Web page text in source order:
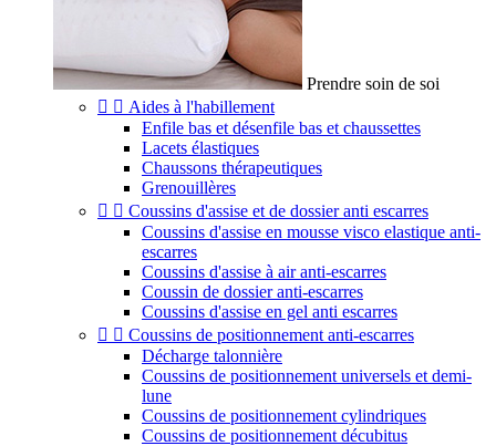
Prendre soin de soi
  Aides à l'habillement
Enfile bas et désenfile bas et chaussettes
Lacets élastiques
Chaussons thérapeutiques
Grenouillères
  Coussins d'assise et de dossier anti escarres
Coussins d'assise en mousse visco elastique anti-
escarres
Coussins d'assise à air anti-escarres
Coussin de dossier anti-escarres
Coussins d'assise en gel anti escarres
  Coussins de positionnement anti-escarres
Décharge talonnière
Coussins de positionnement universels et demi-
lune
Coussins de positionnement cylindriques
Coussins de positionnement décubitus